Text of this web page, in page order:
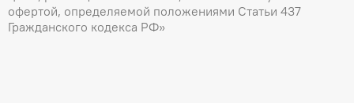
офертой, определяемой положениями Статьи 437
Гражданского кодекса РФ»